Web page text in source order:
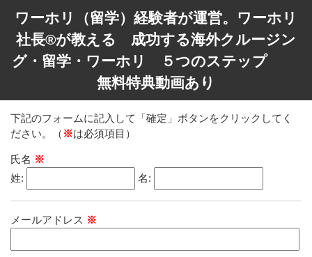
ワーホリ（留学）経験者が運営。ワーホリ
社長®が教える 成功する海外クルージン
グ・留学・ワーホリ ５つのステップ
無料特典動画あり
下記のフォームに記入して「確定」ボタンをクリックしてく
ださい。（ ※は必須項目）
氏名 ※
姓:
名:
メールアドレス ※